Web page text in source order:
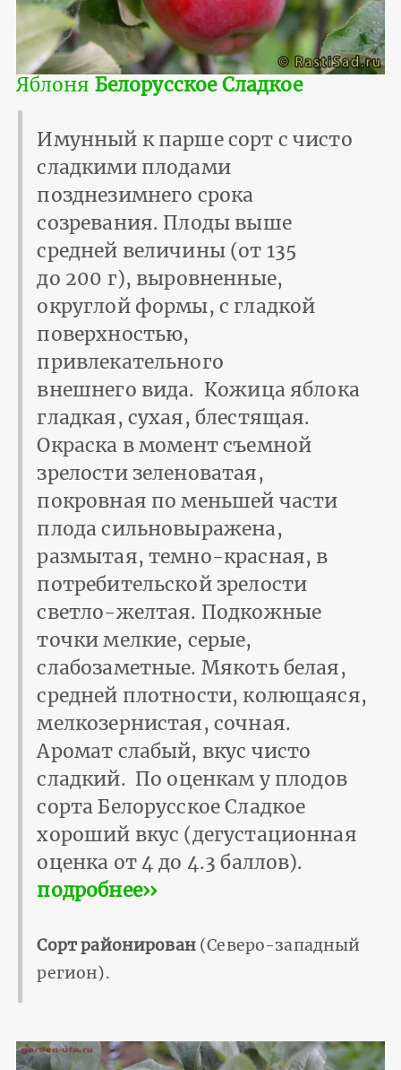
Яблоня Белорусское Сладкое
Имунный к парше сорт с чисто
сладкими плодами
позднезимнего срока
созревания. Плоды выше
средней величины (от 135
до 200 г), выровненные,
округлой формы, с гладкой
поверхностью,
привлекательного
внешнего вида. Кожица яблока
гладкая, сухая, блестящая.
Окраска в момент съемной
зрелости зеленоватая,
покровная по меньшей части
плода сильновыражена,
размытая, темно-красная, в
потребительской зрелости
светло-желтая. Подкожные
точки мелкие, серые,
слабозаметные. Мякоть белая,
средней плотности, колющаяся,
мелкозернистая, сочная.
Аромат слабый, вкус чисто
сладкий. По оценкам у плодов
сорта Белорусское Сладкое
хороший вкус (дегустационная
оценка от 4 до 4.3 баллов).
подробнее››
Сорт районирован(Северо-западный
регион).